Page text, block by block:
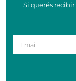
Si querés